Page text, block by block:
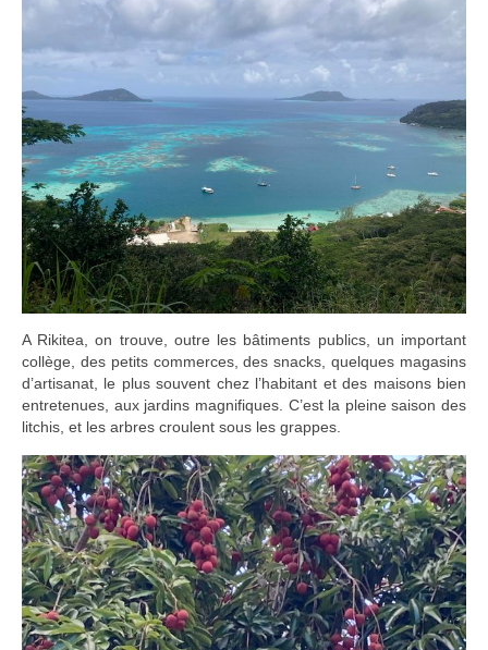
A Rikitea, on trouve, outre les bâtiments publics, un important
collège, des petits commerces, des snacks, quelques magasins
d’artisanat, le plus souvent chez l’habitant et des maisons bien
entretenues, aux jardins magnifiques. C’est la pleine saison des
litchis, et les arbres croulent sous les grappes.